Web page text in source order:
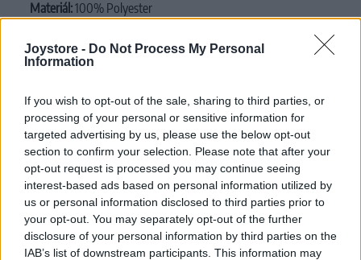
Joystore - Do Not Process My Personal
Information
If you wish to opt-out of the sale, sharing to third parties, or
processing of your personal or sensitive information for
targeted advertising by us, please use the below opt-out
section to confirm your selection. Please note that after your
opt-out request is processed you may continue seeing
interest-based ads based on personal information utilized by
us or personal information disclosed to third parties prior to
your opt-out. You may separately opt-out of the further
disclosure of your personal information by third parties on the
IAB’s list of downstream participants. This information may
Materiál:100% Polyester
MOHLO BY SA VÁM TIEŽ HODIŤ